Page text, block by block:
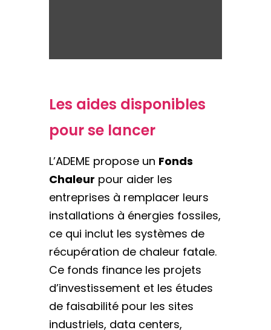
Les aides disponibles
pour se lancer
L’ADEME propose un Fonds
Chaleur pour aider les
entreprises à remplacer leurs
installations à énergies fossiles,
ce qui inclut les systèmes de
récupération de chaleur fatale.
Ce fonds finance les projets
d’investissement et les études
de faisabilité pour les sites
industriels, data centers,